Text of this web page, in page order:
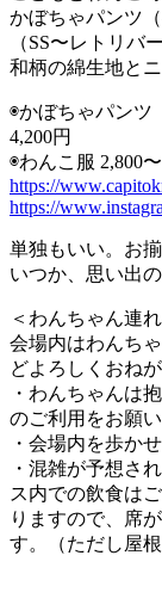
かぼちゃパンツ
（SS〜レトリバ
和柄の綿生地と
◉かぼちゃパンツ
4,200円
◉わんこ服 2,800
https://
https://
単独もいい。お
いつか、思い出
＜わんちゃん連
会場内はわんち
どよろしくおね
・わんちゃんは
のご利用をお願い
・会場内を歩か
・混雑が予想さ
ス内での飲食は
りますので、席
す。（ただし屋